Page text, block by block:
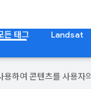
든 태그 Landsat
하여 콘텐츠를 사용자